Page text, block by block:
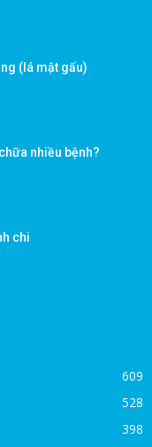
(lá mật gấu)
nhiều bệnh?
chi
609
528
398